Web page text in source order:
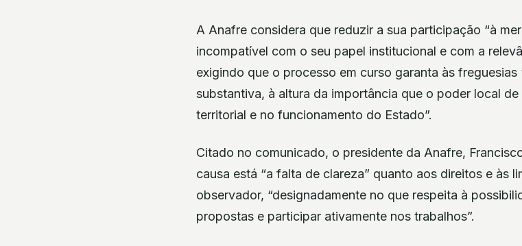
A Anafre considera que reduzir a sua participação “à
incompatível com o seu papel institucional e com a
exigindo que o processo em curso garanta às
substantiva, à altura da importância que o poder local
territorial e no funcionamento do Estado”.
Citado no comunicado, o presidente da Anafre,
causa está “a falta de clareza” quanto aos direitos e às
observador, “designadamente no que respeita à
propostas e participar ativamente nos trabalhos”.